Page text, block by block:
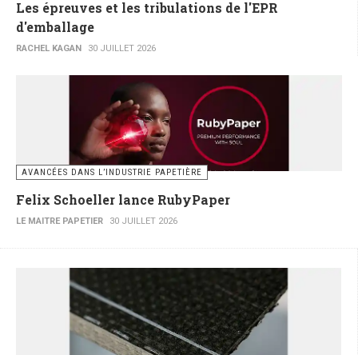
Les épreuves et les tribulations de l'EPR
d'emballage
RACHEL KAGAN 30 JUILLET 2026
AVANCÉES DANS L’INDUSTRIE PAPETIÈRE
Felix Schoeller lance RubyPaper
LE MAITRE PAPETIER 30 JUILLET 2026